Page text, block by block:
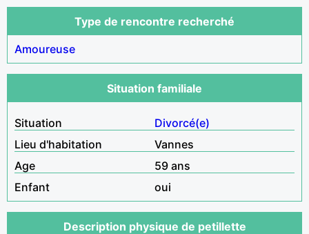
Type de rencontre recherché
Amoureuse
Situation familiale
Situation
Divorcé(e)
Lieu d'habitation
Vannes
Age
59 ans
Enfant
oui
Description physique de petillette